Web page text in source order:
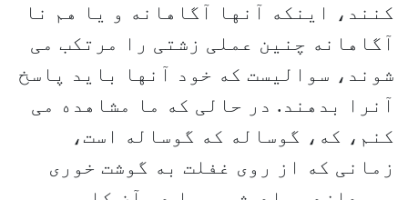
کنند، اینکه آنها آگاهانه و یا هم نا
آگاهانه چنین عملی زشتی را مرتکب می
شوند، سوالیست که خود آنها باید پاسخ
آنرا بدهند. در حالی که ما مشاهده می
کنم، که، گوساله که گوساله است،
زمانی که از روی غفلت به گوشت خوری